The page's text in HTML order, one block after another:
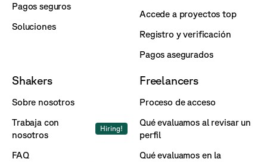
Pagos seguros
Soluciones
Accede a proyectos top
Registro y verificación
Pagos asegurados
Shakers
Sobre nosotros
Trabaja con
nosotros
Hiring!
FAQ
Freelancers
Proceso de acceso
Qué evaluamos al revisar un
perfil
Qué evaluamos en la